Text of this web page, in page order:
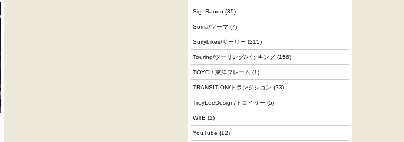
Sig. Rando (35)
Soma/ソーマ (7)
Surlybikes/サーリー (215)
Touring/ツーリング/パッキング (156)
TOYO / 東洋フレーム (1)
TRANSITION/トランジション (23)
TroyLeeDesign/トロイリー (5)
WTB (2)
YouTube (12)